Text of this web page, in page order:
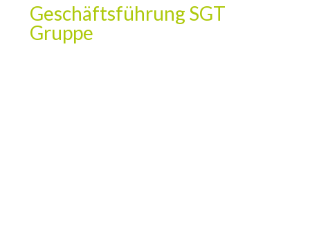
Geschäftsführung SGT
Gruppe